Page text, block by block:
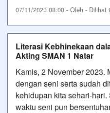
07/11/2023 08:00 - Oleh - Dilihat
Literasi Kebhinekaan
Akting SMAN 1 Natar
Kamis, 2 November 2023.
dengan seni serta sudah
kehidupan kita sehari-
waktu seni pun